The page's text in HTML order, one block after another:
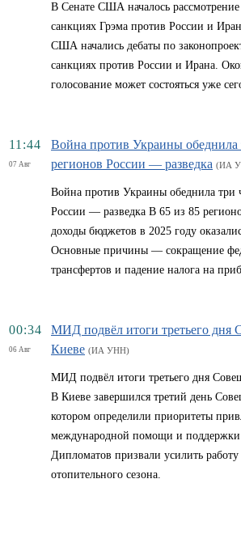
В Сенате США началось рассмотрение
санкциях Грэма против России и
США начались дебаты по
санкциях против России и Ирана.
голосование может состояться уже
11:44
07 Авг
Война против Украины обеднила
регионов России — разведка (ИА
Война против Украины обеднила три
России — разведка В 65 из 85
доходы бюджетов в 2025 году
Основные причины — сокращение
трансфертов и падение налога на
00:34
06 Авг
МИД подвёл итоги третьего дня
Киеве (ИА УНН)
МИД подвёл итоги третьего дня
В Киеве завершился третий день
котором определили приоритеты
международной помощи и поддержки
Дипломатов призвали усилить
отопительного сезона.